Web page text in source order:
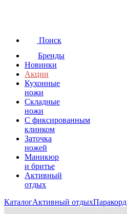
Поиск
Бренды
Новинки
Акции
Кухонные
ножи
Складные
ножи
C фиксированным
клинком
Заточка
ножей
Маникюр
и бритье
Активный
отдых
КаталогАктивный отдыхПаракорд